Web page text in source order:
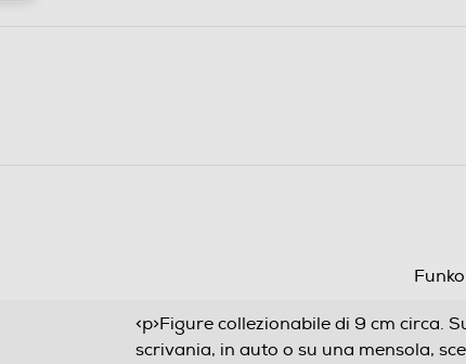
<p>Figure collezionabile di 9 cm circa.
scrivania, in auto o su una mensola,